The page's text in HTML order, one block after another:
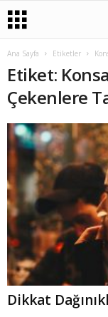
Ana Sayfa Etiketler
Etiket:
Çekenlere
Dikkat